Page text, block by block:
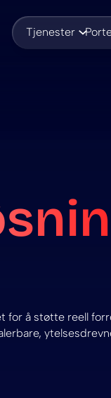
Tjenester
for å støtte reell